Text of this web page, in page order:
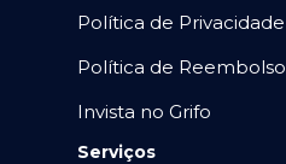
Política de Privacidade
Política de Reembolso
Invista no Grifo
Serviços